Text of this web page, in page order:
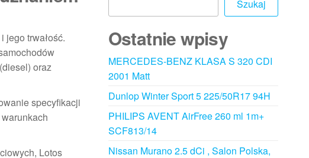
jego trwałość.
oraz
specyfikacji
Lotos
Szukaj
Ostatnie wpisy
MERCEDES-BENZ KLASA S 320 CDI
2001 Matt
Dunlop Winter Sport 5 225/50R17 94H
PHILIPS AVENT AirFree 260 ml 1m+
SCF813/14
Nissan Murano 2.5 dCi , Salon Polska,